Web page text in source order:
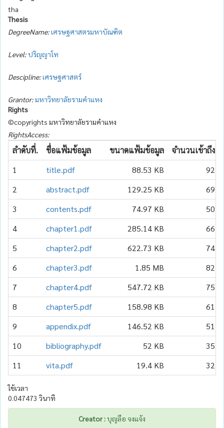
tha
Thesis
DegreeName:เศรษฐศาสตรมหาบัณฑิต
Level:ปริญญาโท
Descipline:เศรษฐศาสตร์
Grantor:มหาวิทยาลัยรามคำแหง
Rights
©copyrights มหาวิทยาลัยรามคำแหง
RightsAccess:
ลำดับที่. ชื่อแฟ้มข้อมูล ขนาดแฟ้มข้อมูล จำนวนเข้าถึง
1
title.pdf 88.53 KB 92
2
abstract.pdf 129.25 KB 69
3
contents.pdf 74.97 KB 50
4
chapter1.pdf 285.14 KB 66
5
chapter2.pdf 622.73 KB 74
6
chapter3.pdf 1.85 MB 82
7
chapter4.pdf 547.72 KB 75
8
chapter5.pdf 158.98 KB 61
9
appendix.pdf 146.52 KB 51
10
bibliography.pdf 52 KB 35
11
vita.pdf 19.4 KB 32
ใช้เวลา
0.047473 วินาที
Creator : บุญลือ จงแจ้ง